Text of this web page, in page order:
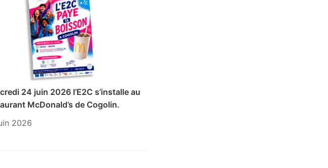
24 juin 2026 l’E2C s’installe au
McDonald’s de Cogolin.
2026